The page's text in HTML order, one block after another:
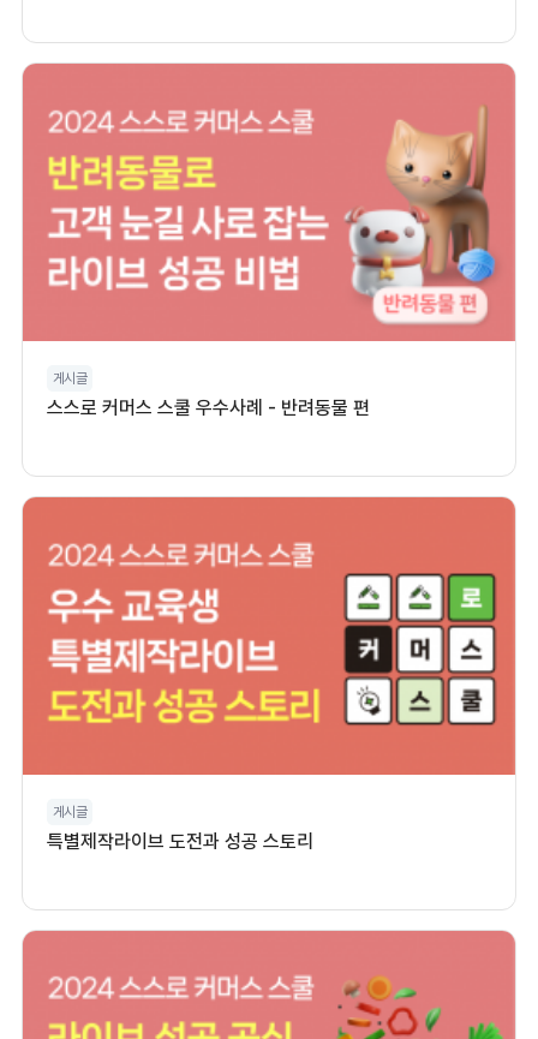
게시글
스스로 커머스 스쿨 우수사례 - 반려동물 편
게시글
특별제작라이브 도전과 성공 스토리